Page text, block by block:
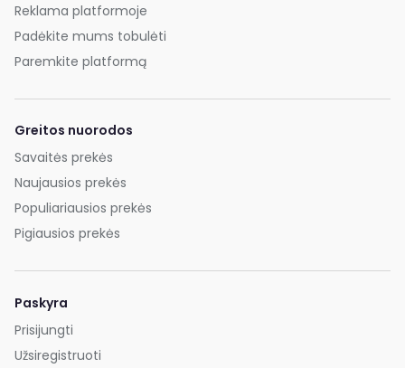
Reklama platformoje
Padėkite mums tobulėti
Paremkite platformą
Greitos nuorodos
Savaitės prekės
Naujausios prekės
Populiariausios prekės
Pigiausios prekės
Paskyra
Prisijungti
Užsiregistruoti